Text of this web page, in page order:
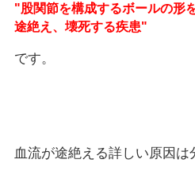
"股関節を構成するボールの形
途絶え、壊死する疾患"
です。
血流が途絶える詳しい原因は